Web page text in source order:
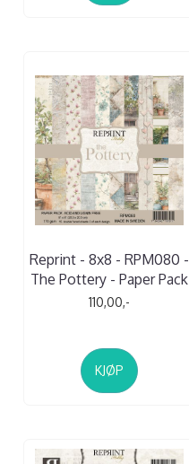
Reprint - 8x8 - RPM080 -
The Pottery - Paper Pack
110,00,-
KJØP